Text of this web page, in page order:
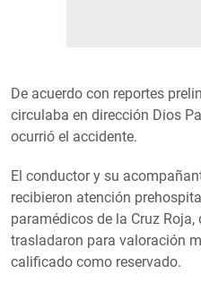
De acuerdo con reportes
circulaba en dirección Dios
ocurrió el accidente.
El conductor y su
recibieron atención
paramédicos de la Cruz
trasladaron para valoración
calificado como reservado.